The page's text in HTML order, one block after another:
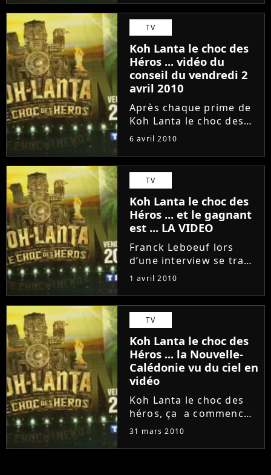
tension est palpable
dans les équipes.
Adobuzz vous donne un
avant-gout en vidéo !
Crédits : D.R. Veuillez...
TV
Koh Lanta le choc des
Héros ... vidéo du
conseil du vendredi 2
avril 2010
Après chaque prime de
Koh Lanta le choc des
héros, un candidat est
l'avez pas vu voilà le
conseil du vendredi 2
avril 2010 à voir sur
Adobuzz en attendant
la...
6 avril 2010
TV
Koh Lanta le choc des
Héros ... et le gagnant
est ... LA VIDEO
Franck Leboeuf lors
d’une interview se trahit
et révèle l'identité du
Koh Lanta le choc des
héros ... Adobuzz vous
file la vidéo de
l’interview. Ecoutez
bien...
1 avril 2010
TV
Koh Lanta le choc des
Héros ... la Nouvelle-
Calédonie vu du ciel en
vidéo
Koh Lanta le choc des
héros, ça a commencé
vendredi 26 mars 2010
déroule en Nouvelle-
31 mars 2010